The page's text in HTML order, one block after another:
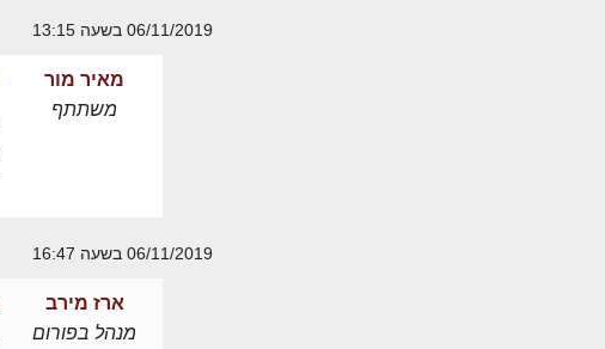
06/11/2019 בשעה 13:15
מאיר מור
משתתף
06/11/2019 בשעה 16:47
ארז מירב
מנהל בפורום